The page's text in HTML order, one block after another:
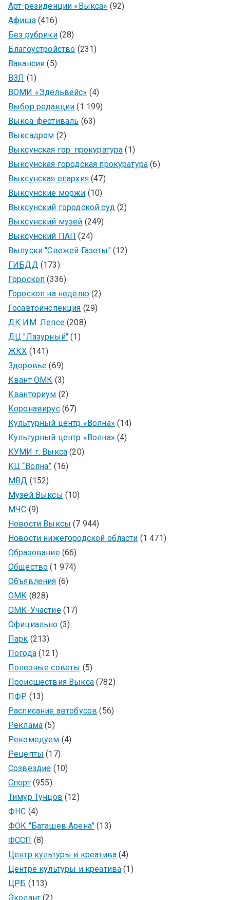
Арт-резиденции «Выкса» (92)
Афиша(416)
Без рубрики(28)
Благоустройство (231)
Вакансии (5)
ВЗЛ (1)
ВОМИ «Эдельвейс» (4)
Выбор редакции (1 199)
Выкса-фестиваль (63)
Выксадром (2)
Выксунская гор. прокуратура (1)
Выксунская городская прокуратура (6)
Выксунская епархия(47)
Выксунские моржи (10)
Выксунский городской суд (2)
Выксунский музей (249)
Выксунский ПАП (24)
Выпуски "Свежей Газеты"(12)
ГИБДД (173)
Гороскоп (336)
Гороскоп на неделю(2)
Госавтоинспекция (29)
ДК ИМ. Лепсе(208)
ДЦ "Лазурный" (1)
ЖКХ (141)
Здоровье (69)
Квант ОМК (3)
Кванториум (2)
Коронавирус(67)
Культурный центр «Волна» (14)
Культурный центр «Волна» (4)
КУМИ г. Выкса (20)
КЦ “Волна” (16)
МВД (152)
Музей Выксы (10)
МЧС (9)
Новости Выксы (7 944)
Новости нижегородской области (1 471)
Образование(66)
Общество (1 974)
Объявления (6)
ОМК (828)
ОМК-Участие(17)
Официально (3)
Парк (213)
Погода(121)
Полезные советы (5)
Происшествия Выкса(782)
ПФР (13)
Расписание автобусов (56)
Реклама (5)
Рекомедуем (4)
Рецепты (17)
Созвездие (10)
Спорт(955)
Тимур Тунцов (12)
ФНС (4)
ФОК "Баташев Арена" (13)
ФССП (8)
Центр культуры и креатива (4)
Центре культуры и креатива (1)
ЦРБ (113)
Эколант (2)